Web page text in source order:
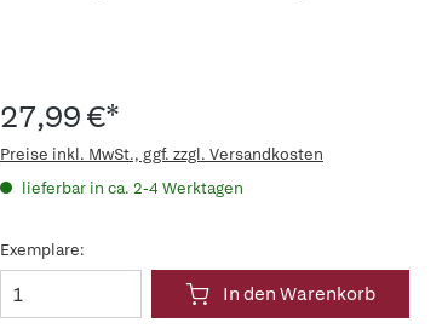
27,99 €*
Preise inkl. MwSt., ggf. zzgl. Versandkosten
lieferbar in ca. 2-4 Werktagen
Exemplare:
In den Warenkorb